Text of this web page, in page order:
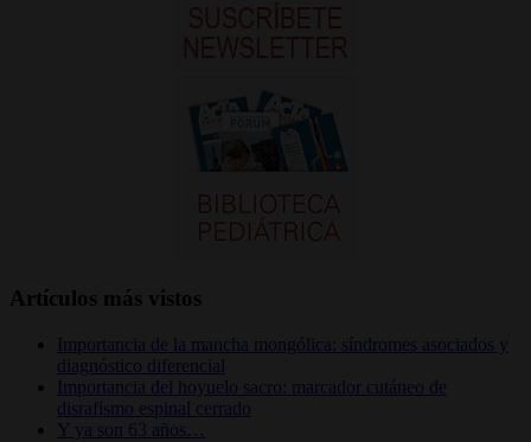
Artículos más vistos
Importancia de la mancha mongólica: síndromes asociados y
diagnóstico diferencial
Importancia del hoyuelo sacro: marcador cutáneo de
disrafismo espinal cerrado
Y ya son 63 años…